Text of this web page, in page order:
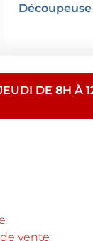
DE 8H À
vente